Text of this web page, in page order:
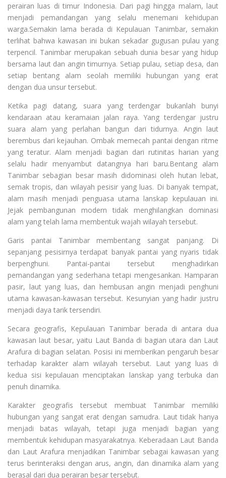
perairan luas di timur Indonesia. Dari pagi hingga malam, laut
menjadi pemandangan yang selalu menemani kehidupan
warga.Semakin lama berada di Kepulauan Tanimbar, semakin
terlihat bahwa kawasan ini bukan sekadar gugusan pulau yang
terpencil. Tanimbar merupakan sebuah dunia besar yang hidup
bersama laut dan angin timurnya. Setiap pulau, setiap desa, dan
setiap bentang alam seolah memiliki hubungan yang erat
dengan dua unsur tersebut.
Ketika pagi datang, suara yang terdengar bukanlah bunyi
kendaraan atau keramaian jalan raya. Yang terdengar justru
suara alam yang perlahan bangun dari tidurnya. Angin laut
berembus dari kejauhan. Ombak memecah pantai dengan ritme
yang teratur. Alam menjadi bagian dari rutinitas harian yang
selalu hadir menyambut datangnya hari baru.Bentang alam
Tanimbar sebagian besar masih didominasi oleh hutan lebat,
semak tropis, dan wilayah pesisir yang luas. Di banyak tempat,
alam masih menjadi penguasa utama lanskap kepulauan ini.
Jejak pembangunan modern tidak menghilangkan dominasi
alam yang telah lama membentuk wajah wilayah tersebut.
Garis pantai Tanimbar membentang sangat panjang. Di
sepanjang pesisirnya terdapat banyak pantai yang nyaris tidak
berpenghuni. Pantai-pantai tersebut menghadirkan
pemandangan yang sederhana tetapi mengesankan. Hamparan
pasir, laut yang luas, dan hembusan angin menjadi penghuni
utama kawasan-kawasan tersebut. Kesunyian yang hadir justru
menjadi daya tarik tersendiri.
Secara geografis, Kepulauan Tanimbar berada di antara dua
kawasan laut besar, yaitu Laut Banda di bagian utara dan Laut
Arafura di bagian selatan. Posisi ini memberikan pengaruh besar
terhadap karakter alam wilayah tersebut. Laut yang luas di
kedua sisi kepulauan menciptakan lanskap yang terbuka dan
penuh dinamika.
Karakter geografis tersebut membuat Tanimbar memiliki
hubungan yang sangat erat dengan samudra. Laut tidak hanya
menjadi batas wilayah, tetapi juga menjadi bagian yang
membentuk kehidupan masyarakatnya. Keberadaan Laut Banda
dan Laut Arafura menjadikan Tanimbar sebagai kawasan yang
terus berinteraksi dengan arus, angin, dan dinamika alam yang
berasal dari dua perairan besar tersebut.